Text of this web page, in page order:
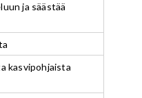
ja säästää
kasvipohjaista